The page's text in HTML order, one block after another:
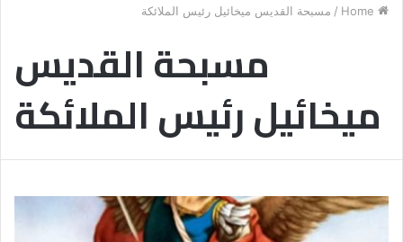
/ مسبحة القديس ميخائيل رئيس الملائكة
مسبحة القديس
ميخائيل رئيس الملائكة